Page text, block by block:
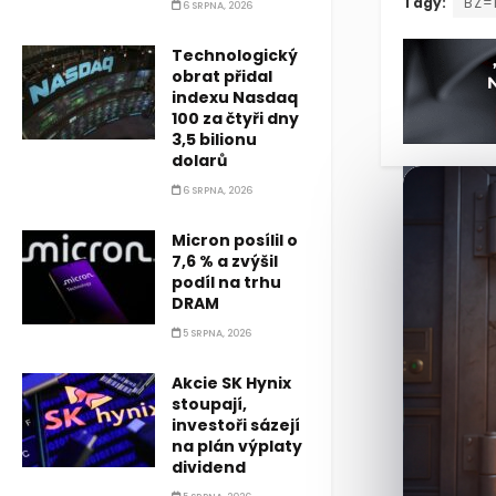
6 SRPNA, 2026
Technologický
obrat přidal
indexu Nasdaq
100 za čtyři dny
3,5 bilionu
dolarů
6 SRPNA, 2026
Micron posílil o
7,6 % a zvýšil
podíl na trhu
DRAM
5 SRPNA, 2026
Akcie SK Hynix
stoupají,
investoři sázejí
na plán výplaty
dividend